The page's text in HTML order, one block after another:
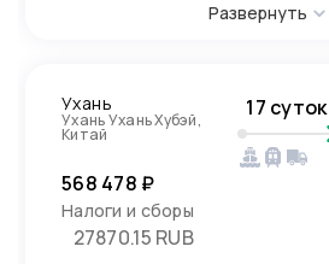
Развернуть
Ухань
Ухань Ухань Хубэй,
Китай
17 суток
568 478 ₽
Налоги и сборы
27870.15 RUB